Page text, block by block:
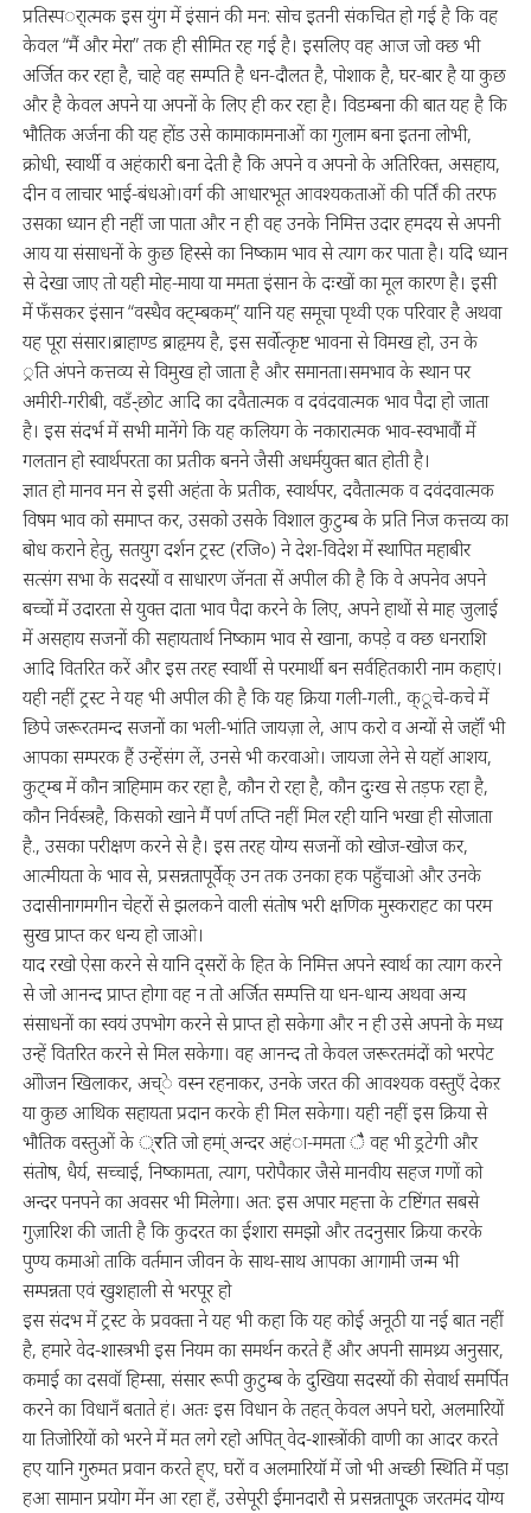
प्रतिस्पर्ात्मक इस युंग में इंसानं की मन: सोच इतनी संकचित हो गई है कि वह
केवल “मैं और मेरा” तक ही सीमित रह गई है। इसलिए वह आज जो क्छ भी
अर्जित कर रहा है, चाहे वह सम्पति है धन-दौलत है, पोशाक है, घर-बार है या कुछ
और है केवल अपने या अपनों के लिए ही कर रहा है। विडम्बना की बात यह है कि
भौतिक अर्जना की यह होंड उसे कामाकामनाओं का गुलाम बना इतना लोभी,
क्रोधी, स्वार्थी व अहंकारी बना देती है कि अपने व अपनो के अतिरिक्त, असहाय,
दीन व लाचार भाई-बंधओ।वर्ग की आधारभूत आवश्यकताओं की पर्तिं की तरफ
उसका ध्यान ही नहीं जा पाता और न ही वह उनके निमित्त उदार हमदय से अपनी
आय या संसाधनों के कुछ हिस्से का निष्काम भाव से त्याग कर पाता है। यदि ध्यान
से देखा जाए तो यही मोह-माया या ममता इंसान के दःखों का मूल कारण है। इसी
में फँसकर इंसान “वस्धैव क्ट्म्बकम्” यानि यह समूचा पृथ्वी एक परिवार है अथवा
यह पूरा संसार।ब्राहाण्ड ब्राहृमय है, इस सर्वोत्कृष्ट भावना से विमख हो, उन के
्रति अंपने कत्तव्य से विमुख हो जाता है और समानता।समभाव के स्थान पर
अमीरी-गरीबी, वडँ-्छोट आदि का दवैतात्मक व दवंदवात्मक भाव पैदा हो जाता
है। इस संदर्भ में सभी मानेंगे कि यह कलियग के नकारात्मक भाव-स्वभावौं में
गलतान हो स्वार्थपरता का प्रतीक बनने जैसी अधर्मयुक्त बात होती है।
ज्ञात हो मानव मन से इसी अहंता के प्रतीक, स्वार्थपर, दवैतात्मक व दवंदवात्मक
विषम भाव को समाप्त कर, उसको उसके विशाल कुटुम्ब के प्रति निज कत्तव्य का
बोध कराने हेतु, सतयुग दर्शन ट्रस्ट (रजि०) ने देश-विदेश में स्थापित महाबीर
सत्संग सभा के सदस्यों व साधारण जॅनता सें अपील की है कि वे अपनेव अपने
बच्चों में उदारता से युक्त दाता भाव पैदा करने के लिए, अपने हाथों से माह जुलाई
में असहाय सजनों की सहायतार्थ निष्काम भाव से खाना, कपड़े व क्छ धनराशि
आदि वितरित करें और इस तरह स्वार्थी से परमार्थी बन सर्वहितकारी नाम कहाएं।
यही नहीं ट्रस्ट ने यह भी अपील की है कि यह क्रिया गली-गली., क्ूचे-कचे में
छिपे जरूरतमन्द सजनों का भली-भांति जायज़ा ले, आप करो व अन्यों से जहॉँ भी
आपका सम्परक हैं उन्हेंसंग लें, उनसे भी करवाओ। जायजा लेने से यहॉ आशय,
कुट्म्ब में कौन त्राहिमाम कर रहा है, कौन रो रहा है, कौन दुःख से तड़फ रहा है,
कौन निर्वस्त्रहै, किसको खाने मैं पर्ण तप्ति नहीं मिल रही यानि भखा ही सोजाता
है., उसका परीक्षण करने से है। इस तरह योग्य सजनों को खोज-खोज कर,
आत्मीयता के भाव से, प्रसन्नतापूर्वेक् उन तक उनका हक पहुँचाओ और उनके
उदासीनागमगीन चेहरों से झलकने वाली संतोष भरी क्षणिक मुस्कराहट का परम
सुख प्राप्त कर धन्य हो जाओ।
याद रखो ऐसा करने से यानि द्सरों के हित के निमित्त अपने स्वार्थ का त्याग करने
से जो आनन्द प्राप्त होगा वह न तो अर्जित सम्पत्ति या धन-धान्य अथवा अन्य
संसाधनों का स्वयं उपभोग करने से प्राप्त हो सकेगा और न ही उसे अपनो के मध्य
उन्हें वितरित करने से मिल सकेगा। वह आनन्द तो केवल जरूरतमंदों को भरपेट
ओोजन खिलाकर, अच्े वस्न रहनाकर, उनके जरत की आवश्यक वस्तुएँ देकऱ
या कुछ आथिक सहायता प्रदान करके ही मिल सकेगा। यही नहीं इस क्रिया से
भौतिक वस्तुओं के ्रति जो हमा्ं अन्दर अहंा-ममता ै वह भी ड्रटेगी और
संतोष, धैर्य, सच्चाई, निष्कामता, त्याग, परोपैकार जैसे मानवीय सहज गणों को
अन्दर पनपने का अवसर भी मिलेगा। अत: इस अपार महत्ता के टष्टिंगत सबसे
गुज़ारिश की जाती है कि कुदरत का ईशारा समझो और तदनुसार क्रिया करके
पुण्य कमाओ ताकि वर्तमान जीवन के साथ-साथ आपका आगामी जन्म भी
सम्पन्नता एवं खुशहाली से भरपूर हो
इस संदभ में ट्रस्ट के प्रवक्ता ने यह भी कहा कि यह कोई अनूठी या नई बात नहीं
है, हमारे वेद-शास्त्रभी इस नियम का समर्थन करते हैं और अपनी सामथ्र्य अनुसार,
कमाई का दसवॉ हिम्सा, संसार रूपी कुटुम्ब के दुखिया सदस्यों की सेवार्थ समर्पित
करने का विधानँ बताते हं। अतः इस विधान के तहत् केवल अपने घरो, अलमारियों
या तिजोरियों को भरने में मत लगे रहो अपित् वेद-शास्त्रोंकी वाणी का आदर करते
हए यानि गुरुमत प्रवान करते ह्ए, घरों व अलमारियॉ में जो भी अच्छी स्थिति में पड़ा
हआ सामान प्रयोग मेंन आ रहा हँ, उसेपूरी ईमानदारौ से प्रसन्नतापू्क जरतमंद योग्य